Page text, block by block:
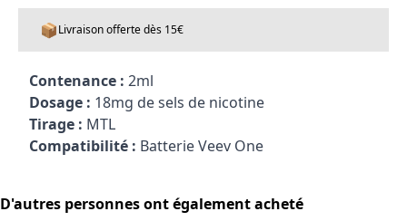
📦Livraison offerte dès 15€
Contenance : 2ml
Dosage : 18mg de sels de nicotine
Tirage : MTL
Compatibilité : Batterie Veev One
D'autres personnes ont également acheté